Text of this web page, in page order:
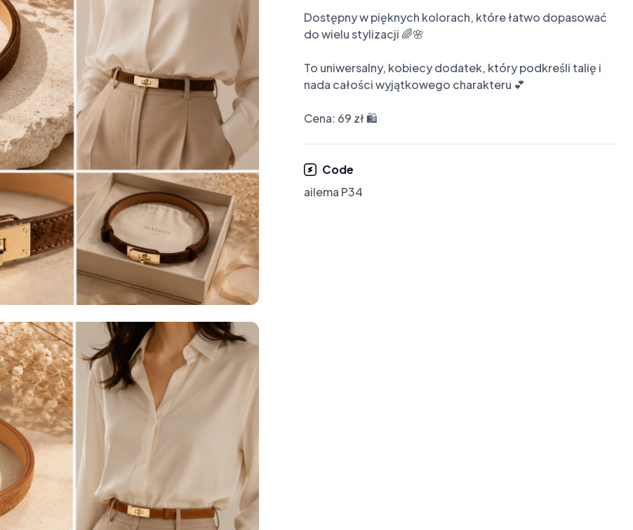
Dostępny w pięknych kolorach, które łatwo dopasować
do wielu stylizacji 🌈🌸
To uniwersalny, kobiecy dodatek, który podkreśli talię i
nada całości wyjątkowego charakteru 💕
Cena: 69 zł 🛍️
Code
ailema P34